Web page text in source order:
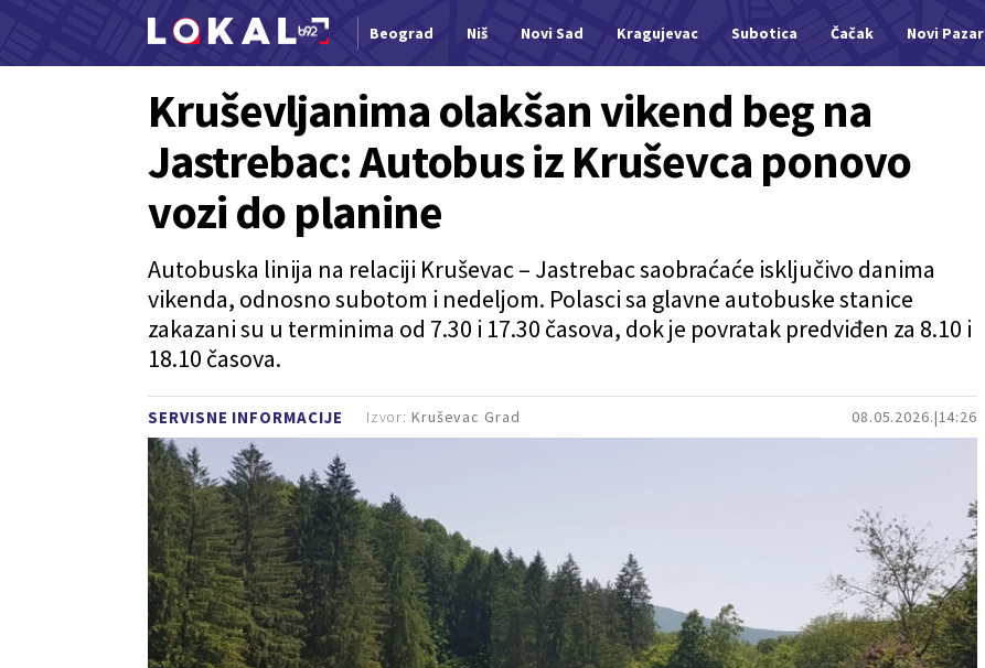
Beograd Niš Novi Sad Kragujevac Subotica Čačak Novi Pazar
SERVISNE INFORMACIJE 08.05.2026. 14:26
Kruševljanima olakšan vikend beg na
Jastrebac: Autobus iz Kruševca ponovo
vozi do planine
Autobuska linija na relaciji Kruševac – Jastrebac saobraćaće isključivo danima
vikenda, odnosno subotom i nedeljom. Polasci sa glavne autobuske stanice
zakazani su u terminima od 7.30 i 17.30 časova, dok je povratak predviđen za 8.10 i
18.10 časova.
Izvor: Kruševac Grad